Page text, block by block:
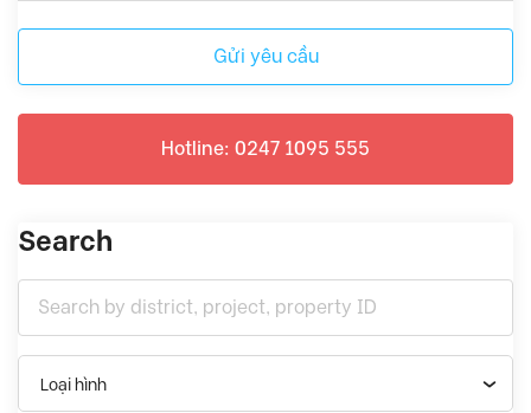
Gửi yêu cầu
Hotline: 0247 1095 555
Search
Loại hình